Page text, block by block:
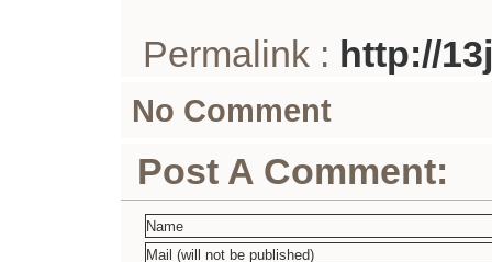
Permalink : http://
No Comment
Post A Comment: